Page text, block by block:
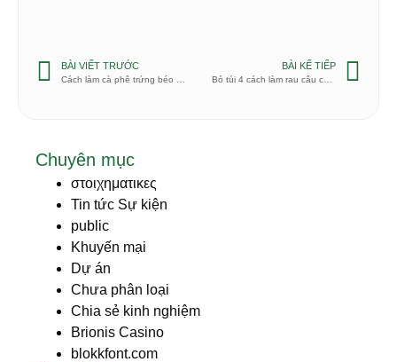
BÀI VIẾT TRƯỚC BÀI KẾ TIẾP
Chuyên mục
στοιχηματικες
Tin tức Sự kiện
public
Khuyến mại
Dự án
Chưa phân loại
Chia sẻ kinh nghiệm
Brionis Casino
blokkfont.com